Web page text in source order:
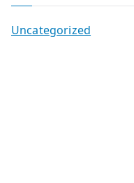
Uncategorized